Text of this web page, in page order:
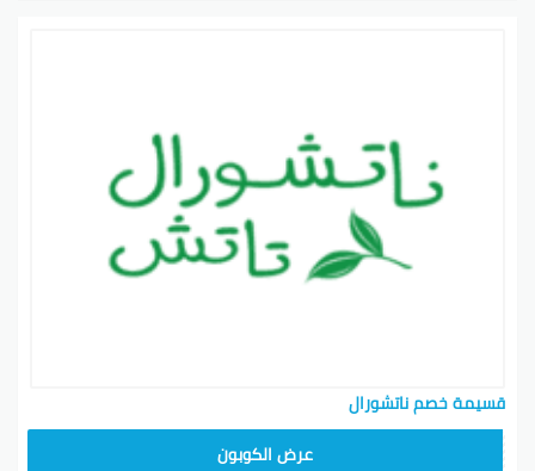
قسيمة خصم ناتشورال
عرض الكوبون